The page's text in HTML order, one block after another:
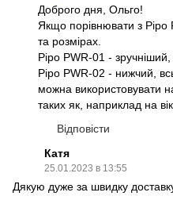
Доброго дня, Ольго!
Якщо порівнювати з Pipo
та розмірах.
Pipo PWR-01 -
Pipo PWR-02 - нижчий,
можна використовувати
таких як, наприклад на
Відповісти
Катя
25.01.2023 в 13:55
Дякую дуже за швидку